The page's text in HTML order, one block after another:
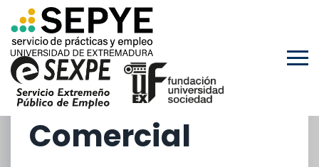
25/03/2026 - OFERTA DE PRÁCTICAS
EXTRACURRICULARES
Beca Red
Comercial